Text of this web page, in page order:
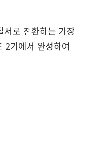
서로 전환하는 가장
2기에서 완성하여